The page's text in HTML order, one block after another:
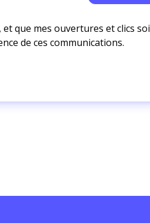
et que mes ouvertures et clics
de ces communications.